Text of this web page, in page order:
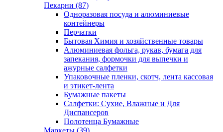
Пекарни (87)
Одноразовая посуда и алюминиевые
контейнеры
Перчатки
Бытовая Химия и хозяйственные товары
Алюминиевая фольга, рукав, бумага для
запекания, формочки для выпечки и
ажурные салфетки
Упаковочные пленки, скотч, лента кассовая
и этикет-лента
Бумажные пакеты
Салфетки: Сухие, Влажные и Для
Диспансеров
Полотенца Бумажные
Маркеты (39)